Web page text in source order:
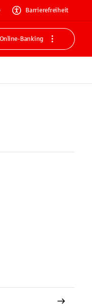
Barrierefreiheit
Online-Banking